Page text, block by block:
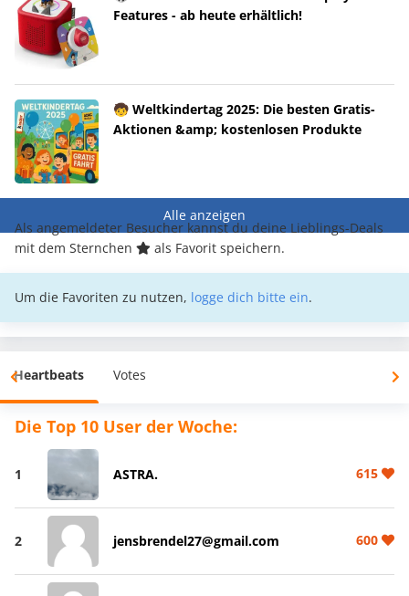
Features - ab heute erhältlich!
🧒 Weltkindertag 2025: Die besten Gratis-
Aktionen &amp; kostenlosen Produkte
Alle anzeigen
Als angemeldeter Besucher kannst du deine Lieblings-Deals
mit dem Sternchen
als Favorit speichern.
Um die Favoriten zu nutzen, logge dich bitte ein.
Heartbeats Votes
Die Top 10 User der Woche:
1 ASTRA. 615
2 jensbrendel27@gmail.com 600